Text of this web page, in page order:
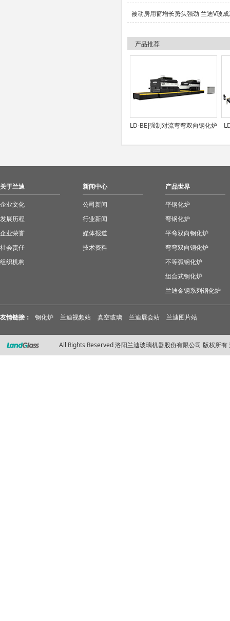
被动房用窗增长势头强劲 兰迪V玻
产品推荐
LD-BEJ强制对流弯弯双向钢化炉
关于兰迪
企业文化
发展历程
企业荣誉
社会责任
组织机构
新闻中心
公司新闻
行业新闻
媒体报道
技术资料
产品世界
平钢化炉
弯钢化炉
平弯双向钢化炉
弯弯双向钢化炉
不等弧钢化炉
组合式钢化炉
兰迪金钢系列钢化炉
友情链接： 钢化炉 兰迪视频站 真空玻璃 兰迪展会站 兰迪图片站
All Rights Reserved 洛阳兰迪玻璃机器股份有限公司 版权所有